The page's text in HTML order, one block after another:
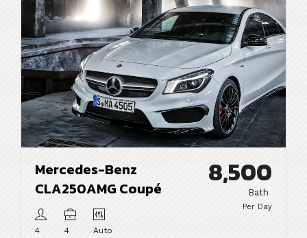
Mercedes-Benz
CLA250AMG Coupé
4 4 Auto
8,500
Bath
Per Day